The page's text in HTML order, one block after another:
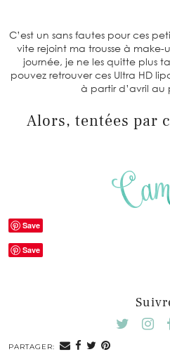
C’est un sans fautes pour ces
vite rejoint ma trousse à make-
journée, je ne les quitte plus
pouvez retrouver ces Ultra HD
à partir d’avril au
Alors, tentées par
Save
Save
PARTAGER: